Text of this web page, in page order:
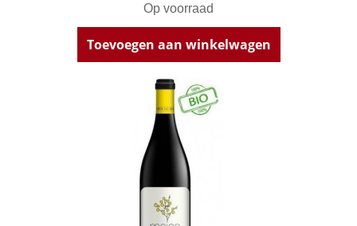
Op voorraad
Toevoegen aan winkelwagen